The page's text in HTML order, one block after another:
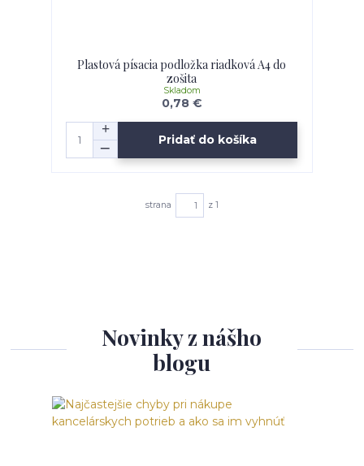
Plastová písacia podložka riadková A4 do
zošita
0,78 €
Skladom
Pridať do košíka
strana z 1
Novinky z nášho
blogu